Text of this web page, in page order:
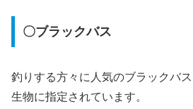
〇ブラックバス
釣りする方々に人気のブラックバ
生物に指定されています。